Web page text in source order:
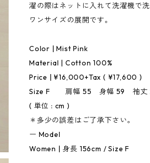
濯の際はネットに入れて洗濯機で
ワンサイズの展開です。
Color | Mist Pink
Material | Cotton 100%
Price | ¥16,000+Tax ( ¥17,600 )
Size F 肩幅 55 身幅 59 袖丈
( 単位 : cm )
＊多少の誤差はご了承下さい。
ー Model
Women | 身長 156cm / Size F